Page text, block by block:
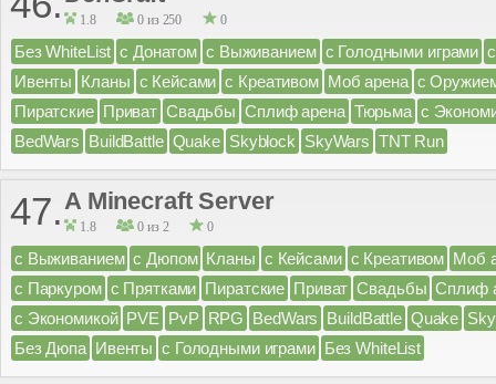
1.8 0 из 250 0
Без WhiteList с Донатом с Выживанием с Голодными играми
Ивенты Кланы с Кейсами с Креативом Моб арена с
Пиратские Приват Свадьбы Сплиф арена Тюрьма с
BedWars BuildBattle Quake Skyblock SkyWars TNT Run
47.A Minecraft Server
1.8 0 из 2 0
с Выживанием с Дюпом Кланы с Кейсами с Креативом Моб
с Паркуром с Прятками Пиратские Приват Свадьбы Сплиф
с Экономикой PVE PvP RPG BedWars BuildBattle Quake
Без Дюпа Ивенты с Голодными играми Без WhiteList